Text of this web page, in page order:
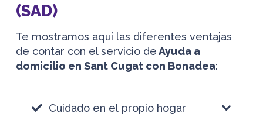
(SAD)
Te mostramos aquí las diferentes ventajas
de contar con el servicio deAyuda a
domicilio en Sant Cugat con Bonadea:
Cuidado en el propio hogar